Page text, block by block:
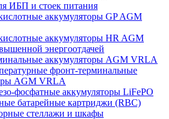
ИБП и стоек питания
аккумуляторы GP AGM
аккумуляторы HR AGM
энергоотдачей
аккумуляторы AGM VRLA
фронт-терминальные
AGM VRLA
фосфатные аккумуляторы LiFePO
батарейные картриджи (RBC)
стеллажи и шкафы